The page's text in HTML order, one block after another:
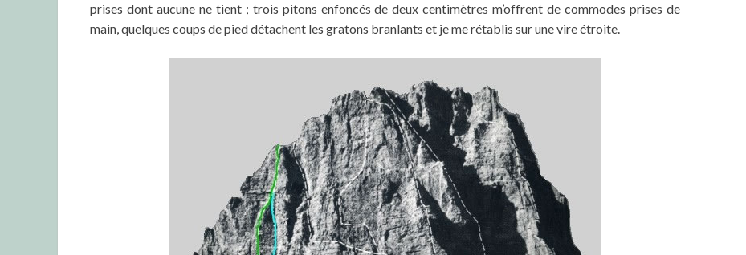
prises dont aucune ne tient ; trois pitons enfoncés de deux centimètres m’offrent de commodes prises de
main, quelques coups de pied détachent les gratons branlants et je me rétablis sur une vire étroite.